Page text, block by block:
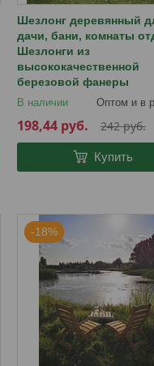
Шезлонг деревянный
дачи, бани, комнаты
Шезлонги из
высококачественной
березовой фанеры
В наличии Оптом и в
242руб.
198,44 руб.
Купить
-18%